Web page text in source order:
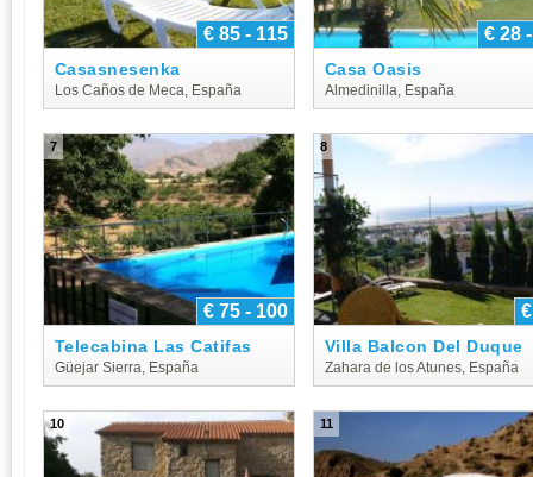
€ 85 - 115
Casasnesenka
Los Caños de Meca, España
€ 28
Casa Oasis
Almedinilla, España
7
€ 75 - 100
Telecabina Las Catifas
Güejar Sierra, España
8
Villa Balcon Del Duque
Zahara de los Atunes, España
10 11